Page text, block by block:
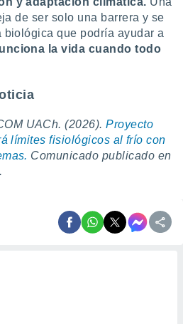
de ser solo una barrera y se
biológica que podría ayudar a
la vida cuando todo
UACh. (2026).Proyecto
límites fisiológicos al frío con
Comunicado publicado en